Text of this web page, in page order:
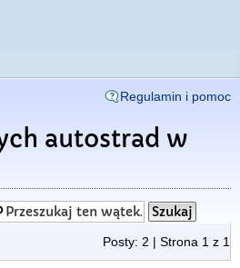
Regulamin i pomoc
autostrad w
Posty: 2 | Strona 1 z 1